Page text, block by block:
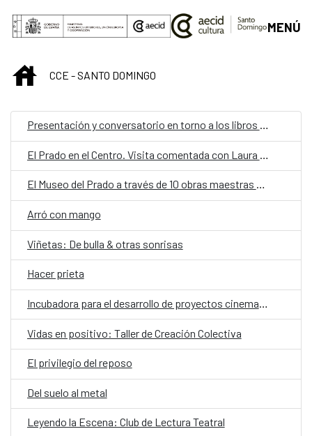
Saltar al contenido principal
MENÚ
INICIOCCE - SANTO DOMINGO
Presentación y conversatorio en torno a los libros Ánima Sola y Santo Domingo is Burning (7ma. edición)
El Prado en el Centro. Visita comentada con Laura Gil
El Museo del Prado a través de 10 obras maestras de su colección
Arró con mango
Viñetas: De bulla & otras sonrisas
Hacer prieta
Incubadora para el desarrollo de proyectos cinematográficos de género
Vidas en positivo: Taller de Creación Colectiva
El privilegio del reposo
Del suelo al metal
Leyendo la Escena: Club de Lectura Teatral